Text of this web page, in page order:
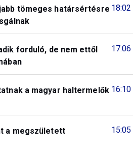
18:02
tömeges határsértésre
17:06
forduló, de nem ettől
16:10
a magyar haltermelők
15:05
a megszületett